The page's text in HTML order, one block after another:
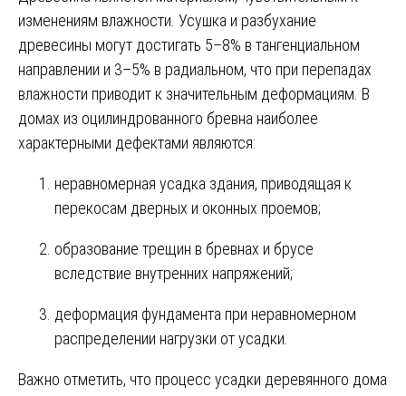
изменениям влажности. Усушка и разбухание
древесины могут достигать 5–8% в тангенциальном
направлении и 3–5% в радиальном, что при перепадах
влажности приводит к значительным деформациям. В
домах из оцилиндрованного бревна наиболее
характерными дефектами являются:
неравномерная усадка здания, приводящая к
перекосам дверных и оконных проемов;
образование трещин в бревнах и брусе
вследствие внутренних напряжений;
деформация фундамента при неравномерном
распределении нагрузки от усадки.
Важно отметить, что процесс усадки деревянного дома